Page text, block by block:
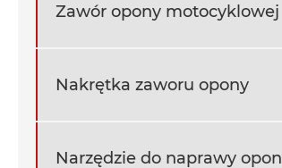
Zawór opony motocyklowej
Nakrętka zaworu opony
Narzędzie do naprawy opon